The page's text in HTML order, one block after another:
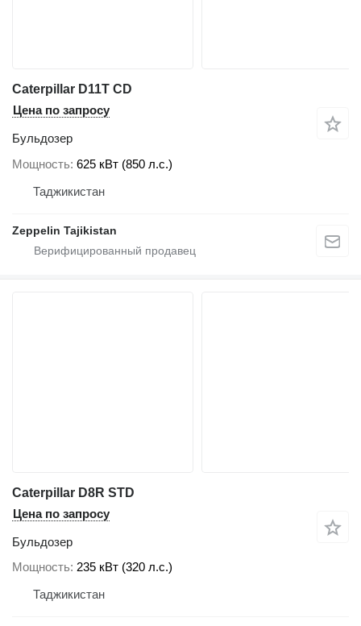
Caterpillar D11T CD
Цена по запросу
Бульдозер
Мощность 625 кВт (850 л.с.)
Таджикистан
Zeppelin Tajikistan
Caterpillar D8R STD
Цена по запросу
Бульдозер
Мощность 235 кВт (320 л.с.)
Таджикистан